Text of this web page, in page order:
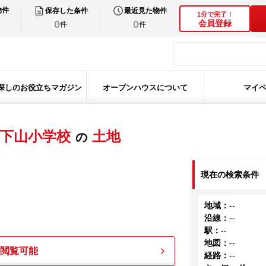
件 保存した条件
0件
最近見た物件
0件
1分で完了！
会員登録
しのお役立ちマガジン オープンハウスについて マイ
山小学校 の 土地
覧可能
現在の検索条件
地域 ：--
沿線 ：--
駅 ：--
地図 ：--
経路 ：--